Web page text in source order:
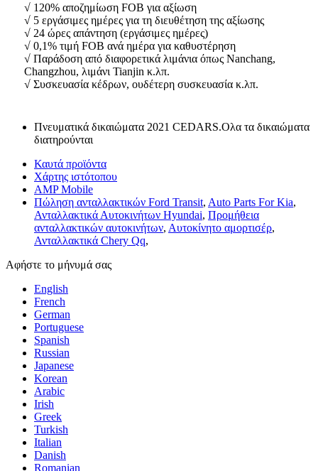
√ 120% αποζημίωση FOB για αξίωση
√ 5 εργάσιμες ημέρες για τη διευθέτηση της αξίωσης
√ 24 ώρες απάντηση (εργάσιμες ημέρες)
√ 0,1% τιμή FOB ανά ημέρα για καθυστέρηση
√ Παράδοση από διαφορετικά λιμάνια όπως Nanchang,
Changzhou, λιμάνι Tianjin κ.λπ.
√ Συσκευασία κέδρων, ουδέτερη συσκευασία κ.λπ.
Πνευματικά δικαιώματα 2021 CEDARS.Ολα τα δικαιώματα
διατηρούνται
Καυτά προϊόντα
Χάρτης ιστότοπου
AMP Mobile
Πώληση ανταλλακτικών Ford Transit, Auto Parts For Kia,
Ανταλλακτικά Αυτοκινήτων Hyundai, Προμήθεια
ανταλλακτικών αυτοκινήτων, Αυτοκίνητο αμορτισέρ,
Ανταλλακτικά Chery Qq,
Αφήστε το μήνυμά σας
English
French
German
Portuguese
Spanish
Russian
Japanese
Korean
Arabic
Irish
Greek
Turkish
Italian
Danish
Romanian